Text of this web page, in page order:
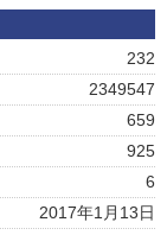
232
2349547
659
925
6
2017年1月13日